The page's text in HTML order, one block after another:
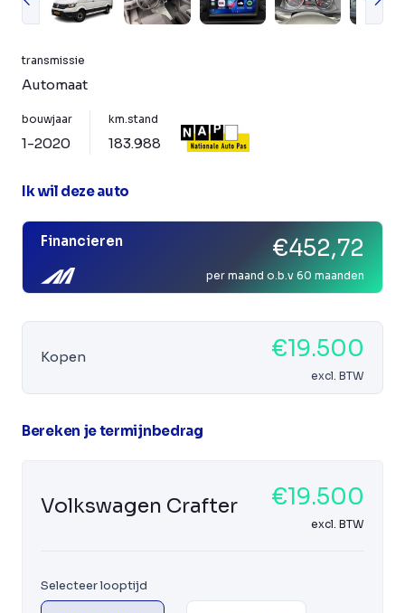
transmissie
Automaat
bouwjaar
1-2020
km.stand
183.988
Ik wil deze auto
Financieren €452,72
per maand o.b.v 60 maanden
Kopen €19.500
excl. BTW
Bereken je termijnbedrag
Volkswagen Crafter €19.500
excl. BTW
Selecteer looptijd